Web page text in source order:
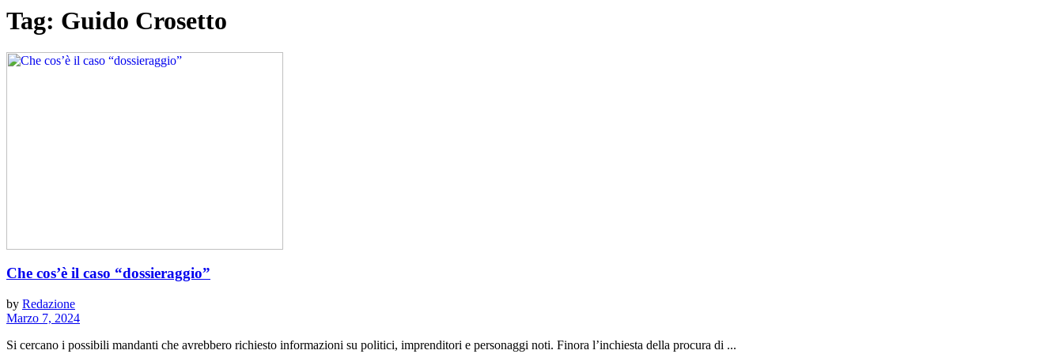
Tag: Guido Crosetto
Che cos’è il caso “dossieraggio”
by Redazione
Marzo 7, 2024
Si cercano i possibili mandanti che avrebbero richiesto informazioni su politici, imprenditori e personaggi noti. Finora l’inchiesta della procura di ...